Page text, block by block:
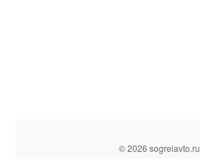
© 2026 sogreiavto.ru